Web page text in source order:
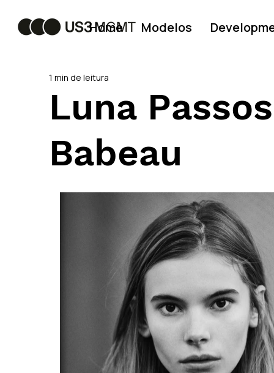
Home Modelos
Luna
Babeau
1 min de leitura